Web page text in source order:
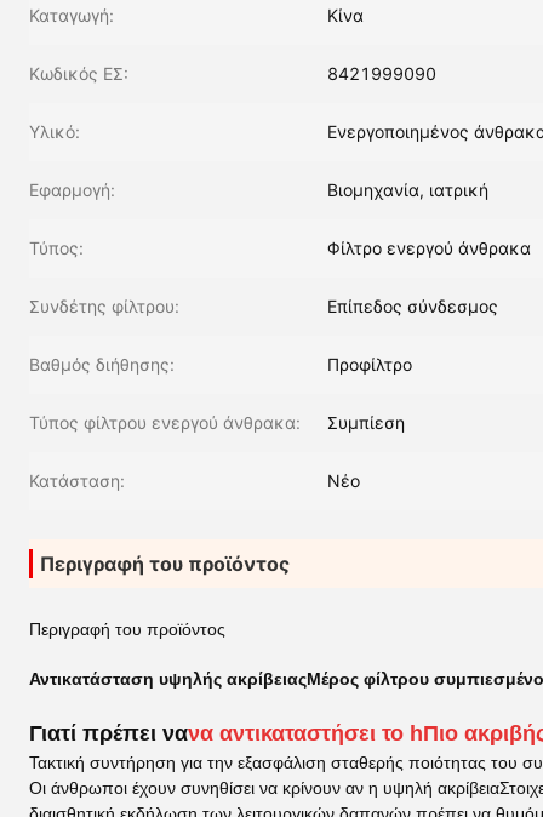
Καταγωγή: Κίνα
Κωδικός ΕΣ: 8421999090
Υλικό: Ενεργοποιημένος
Εφαρμογή: Βιομηχανία, ιατρική
Τύπος: Φίλτρο ενεργού άνθρακα
Συνδέτης φίλτρου: Επίπεδος σύνδεσμος
Βαθμός διήθησης: Προφίλτρο
Τύπος φίλτρου ενεργού άνθρακα: Συμπίεση
Κατάσταση: Νέο
Περιγραφή του προϊόντος
Περιγραφή του προϊόντος
Αντικατάσταση υψηλής ακρίβειαςΜέρος φίλτρου
Γιατί πρέπει νανα αντικαταστήσει το hΠιο
Τακτική συντήρηση για την εξασφάλιση σταθερής ποιότητας του
Οι άνθρωποι έχουν συνηθίσει να κρίνουν αν η υψηλή ακρίβεια